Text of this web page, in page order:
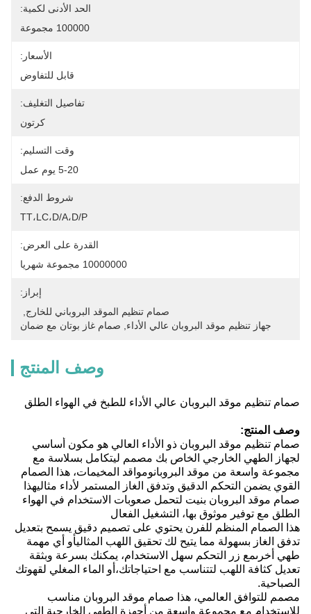
الحد الأدنى لكمية:
100000 مجموعة
الأسعار:
قابل للتفاوض
تفاصيل التغليف:
كرتون
وقت التسليم:
5-20 يوم عمل
شروط الدفع:
TT،LC،D/A،D/P
القدرة على العرض:
10000000 مجموعة شهريا
إبراز:
صمام تنظيم الموقد البروباني للخارج
جهاز تنظيم موقد البروبان عالي الأداء
صمام غاز بوتان مع ضمان
وصف المنتج
صمام تنظيم موقد البروبان عالي الأداء للطبخ في الهواء الطلق
وصف المنتج:
صمام تنظيم موقد البروبان ذو الأداء العالي هو مكون أساسي
لجهاز الطهي الخارجي الخاص بك مصمم ليتكامل بسلاسة مع
مجموعة واسعة من موقد البروبانومواقد المخيمات، هذا الصمام
القوي يضمن التحكم الدقيق وتدفق الغاز المستمر لأداء مثاليهذا
صمام موقد البروبان بنيت لتحمل صعوبات الاستخدام في الهواء
الطلق مع توفير موثوق بها، التشغيل الفعال
هذا الصمام المنظم للفرن يحتوي على تصميم دقيق يسمح بتعديل
تدفق الغاز بسهولة مما يتيح لك تحقيق اللهب المثاليأو أي مهمة
طهي أخرىمع زر التحكم سهل الاستخدام، يمكنك بسرعة وبثقة
تعديل كثافة اللهب لتتناسب مع احتياجاتك،أو الماء المغلي لقهوتك
الصباحية.
مصمم للتوافق العالمي، هذا صمام موقد البروبان مناسب
للاستخدام مع مجموعة واسعة من أجهزة الطهي الخارجية التي